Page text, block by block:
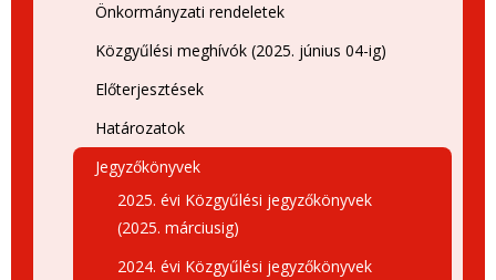
Önkormányzati rendeletek
Közgyűlési meghívók (2025. június 04-ig)
Előterjesztések
Határozatok
Jegyzőkönyvek
2025. évi Közgyűlési jegyzőkönyvek
(2025. márciusig)
2024. évi Közgyűlési jegyzőkönyvek